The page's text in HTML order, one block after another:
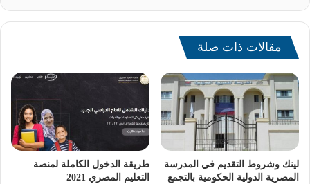
سيتم إعداد جداول خاصة بمجموعات التقوية من قبل إدارة
المدرسة، بحيث تبدأ من اليوم الأول للدراسة وتُعقد خارج أوقات
الدراسة النظامية، كما ستحدد إدارة المدرسة مواعيد بدء وانتهاء
المجموعات لكل فصل دراسي، مع ضرورة إعلان هذه المواعيد
مسبقاً بفترة لا تقل عن أسبوع.
مقالات ذات صلة
لينك وشروط التقديم في المدرسة
المصرية الدولية الحكومية بالتجمع
طريقة الدخول الكاملة لمنصة
التعليم المصري 2021